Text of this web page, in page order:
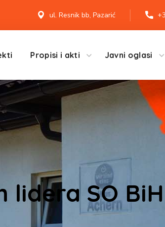
ul. Resnik bb, Pazarić
Propisi i akti Javni oglasi
lidera SO BiH